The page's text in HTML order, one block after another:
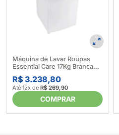
Máquina de Lavar Roupas
Essential Care 17Kg Branca
LED17 - Electrolux (633997)
R$ 3.238,80
Até 12x de R$ 269,90
COMPRAR